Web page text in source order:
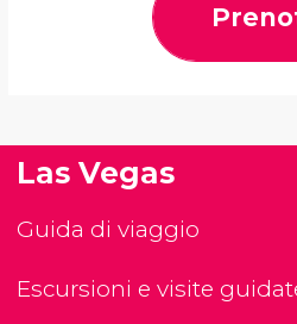
Las Vegas
Guida di viaggio
Escursioni e visite